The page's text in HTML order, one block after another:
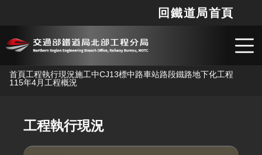
跳到主要內容
回鐵道局首頁
首頁工程執行現況施工中CJ13標中路車站路段鐵路地下化工程
115年4月工程概況
工程執行現況